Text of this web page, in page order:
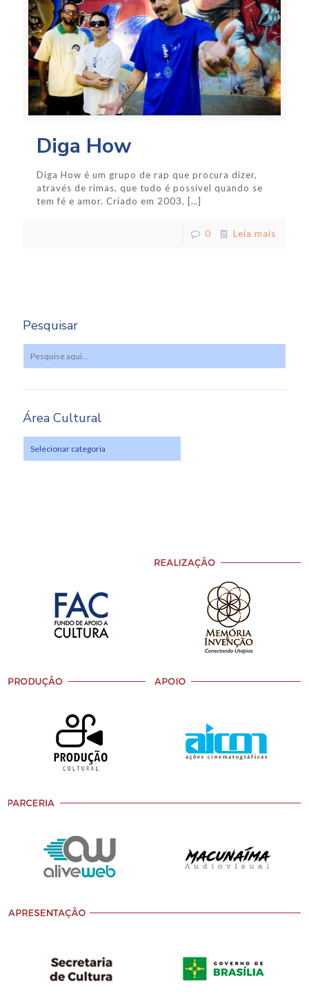
Diga How
Diga How é um grupo de rap que procura dizer,
através de rimas, que tudo é possível quando se
tem fé e amor. Criado em 2003, […]
0 Leia mais
Pesquisar
Área Cultural